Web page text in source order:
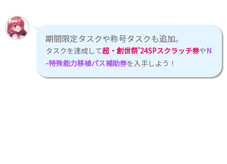
期間限定タスクや称号タスクも追加｡
タスクを達成して超・創世祭’24SPスクラッチ券やN
-特殊能力移植パス補助券を入手しよう！